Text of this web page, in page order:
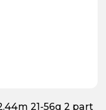
21-56g 2 part